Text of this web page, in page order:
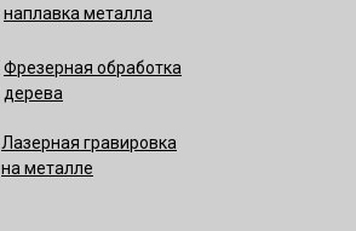
наплавка металла
Лазерная гравировка
на металле
Фрезерная обработка
дерева